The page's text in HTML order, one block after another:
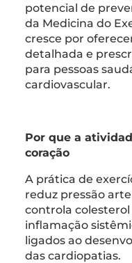
potencial de
da Medicina do
cresce por
detalhada e
para pessoas
cardiovascular.
Por que a
coração
A prática de
reduz pressão
controla
inflamação
ligados ao
das cardiopatias.